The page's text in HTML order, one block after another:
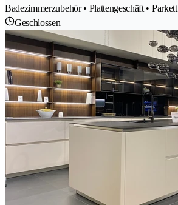
Badezimmerzubehör • Plattengeschäft • Parkett
Geschlossen